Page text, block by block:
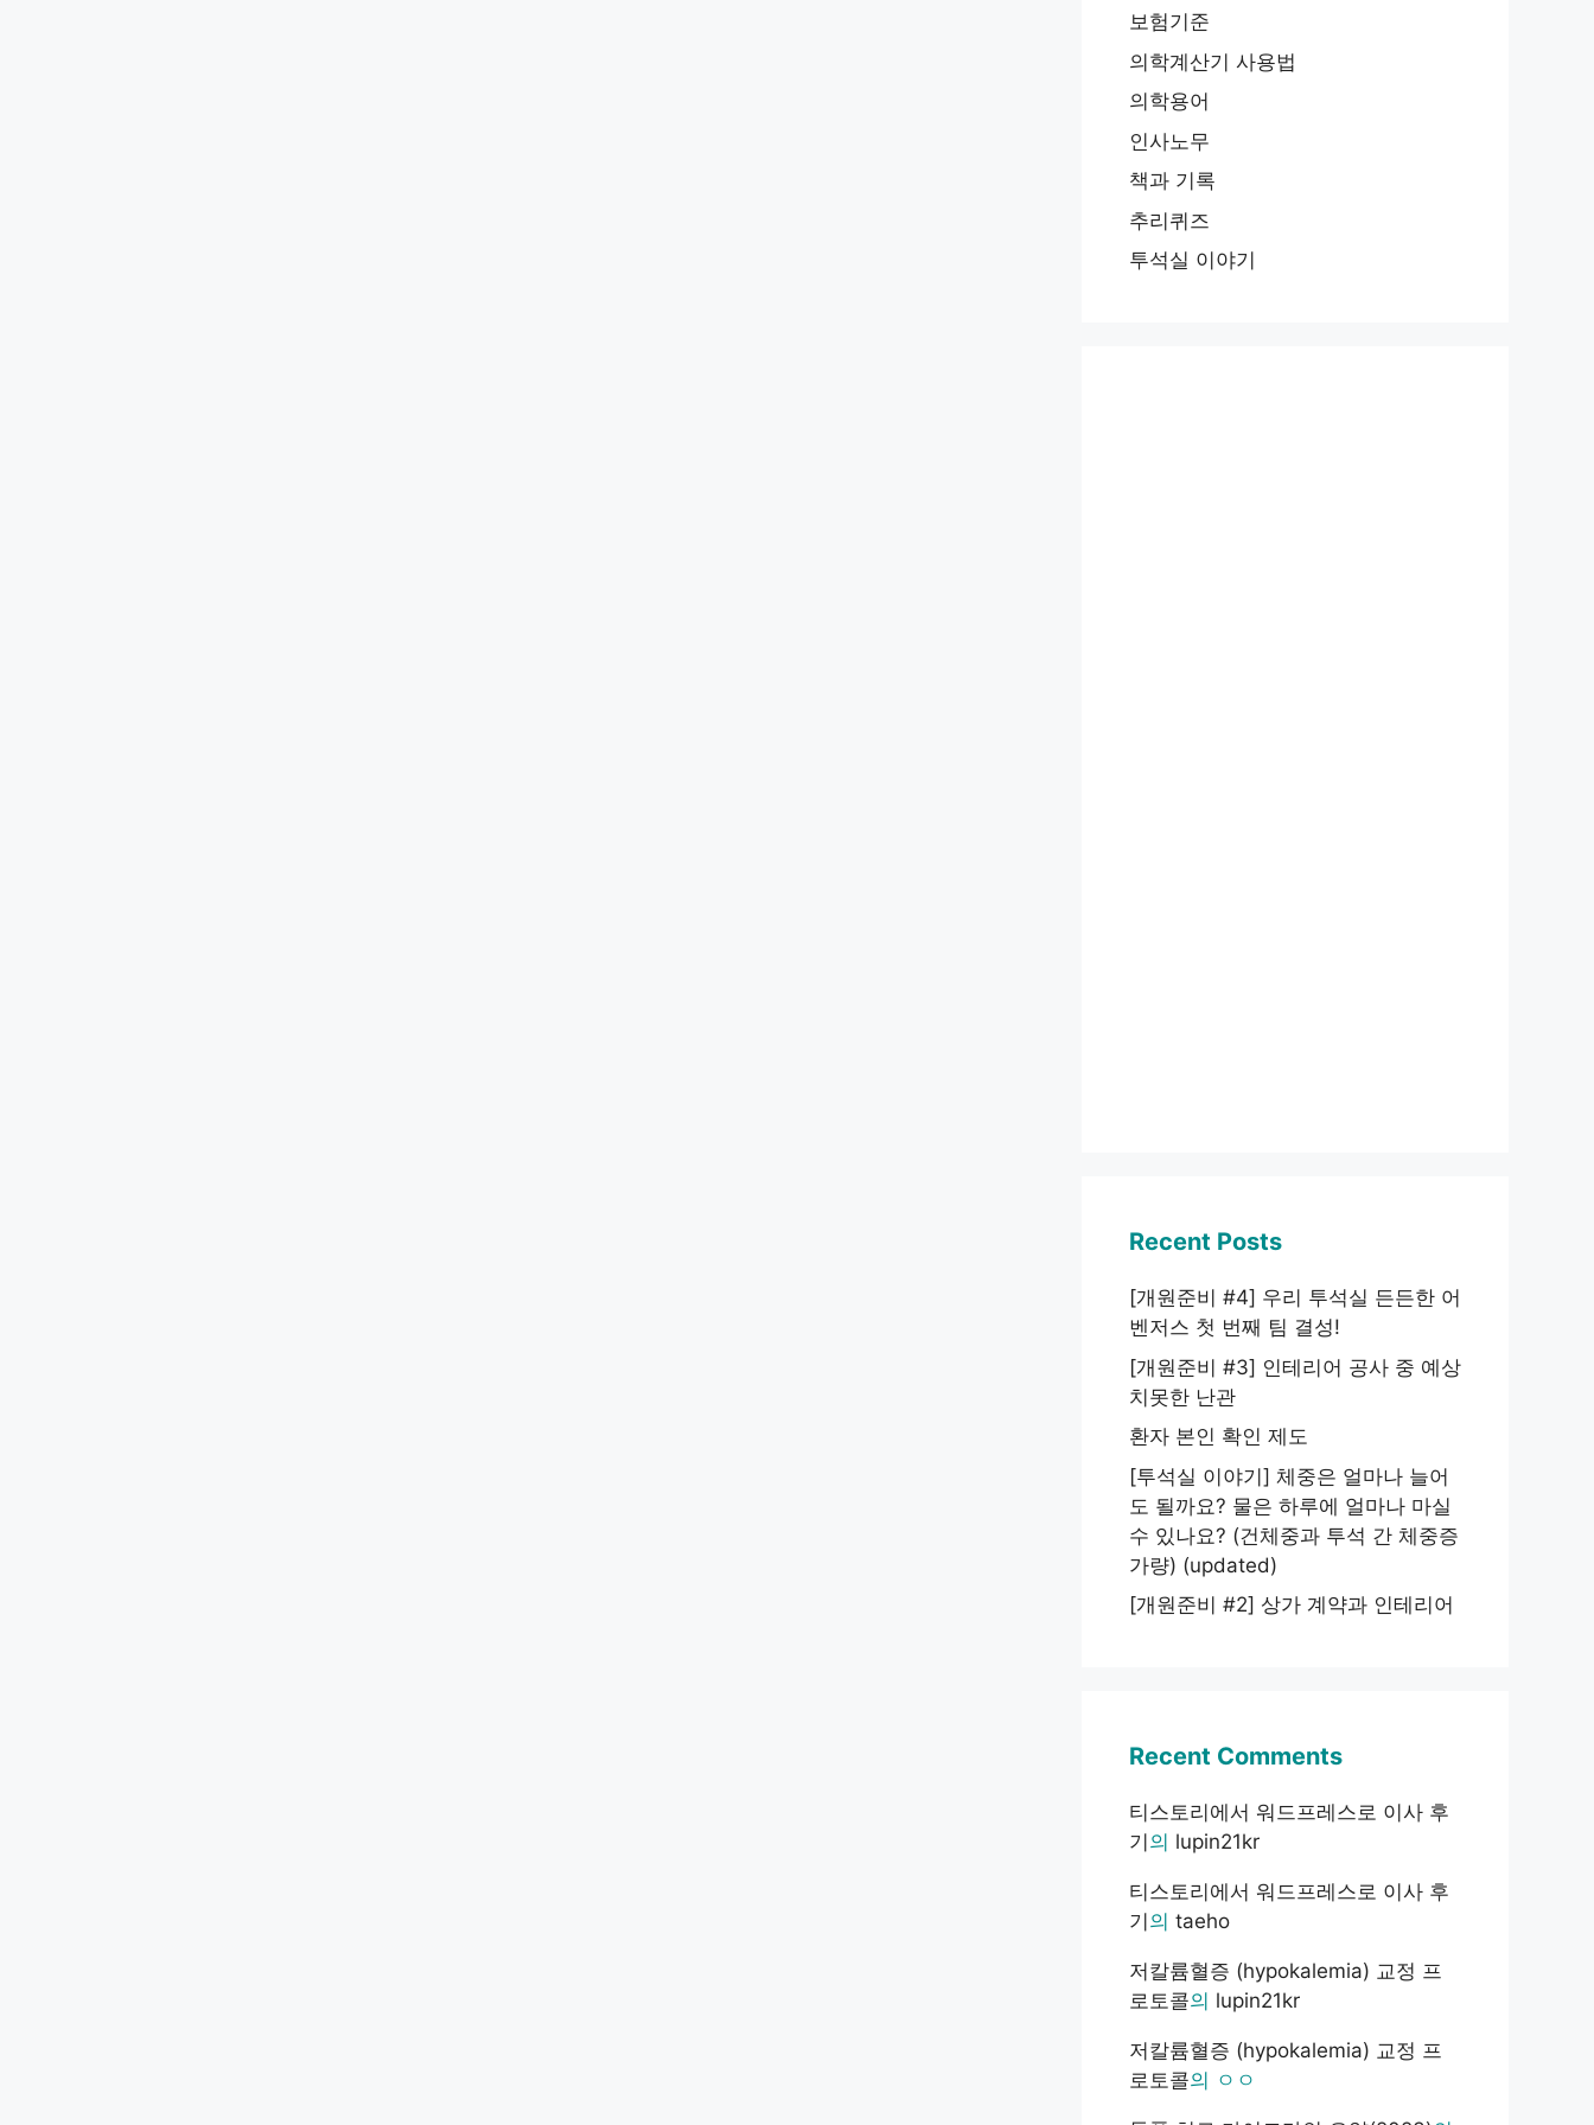
보험기준
의학계산기 사용법
의학용어
인사노무
책과 기록
추리퀴즈
투석실 이야기
Recent Posts
[개원준비 #4] 우리 투석실 든든한 어
벤저스 첫 번째 팀 결성!
[개원준비 #3] 인테리어 공사 중 예상
치못한 난관
환자 본인 확인 제도
[투석실 이야기] 체중은 얼마나 늘어
도 될까요? 물은 하루에 얼마나 마실
수 있나요? (건체중과 투석 간 체중증
가량) (updated)
[개원준비 #2] 상가 계약과 인테리어
Recent Comments
티스토리에서 워드프레스로 이사 후
기 의 lupin21kr
티스토리에서 워드프레스로 이사 후
기 의 taeho
저칼륨혈증 (hypokalemia) 교정 프
로토콜의 lupin21kr
저칼륨혈증 (hypokalemia) 교정 프
로토콜의 ㅇㅇ